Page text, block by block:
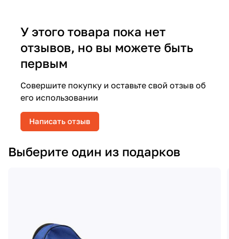
У этого товара пока нет
отзывов, но вы можете быть
первым
Совершите покупку и оставьте свой отзыв об
его использовании
Написать отзыв
Выберите один из подарков